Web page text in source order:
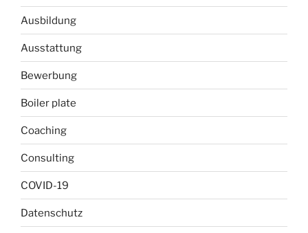
Ausbildung
Ausstattung
Bewerbung
Boiler plate
Coaching
Consulting
COVID-19
Datenschutz